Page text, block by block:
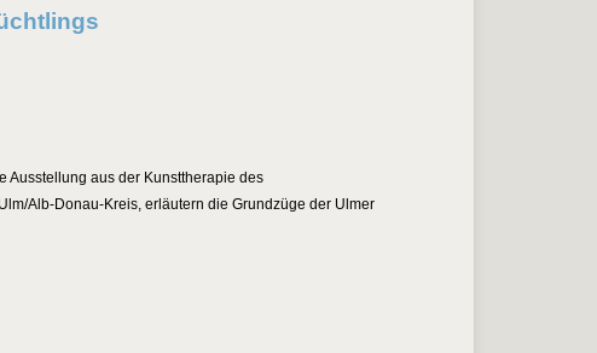
Ausstellung aus der Kunsttherapie des
Alb-Donau-Kreis, erläutern die Grundzüge der Ulmer